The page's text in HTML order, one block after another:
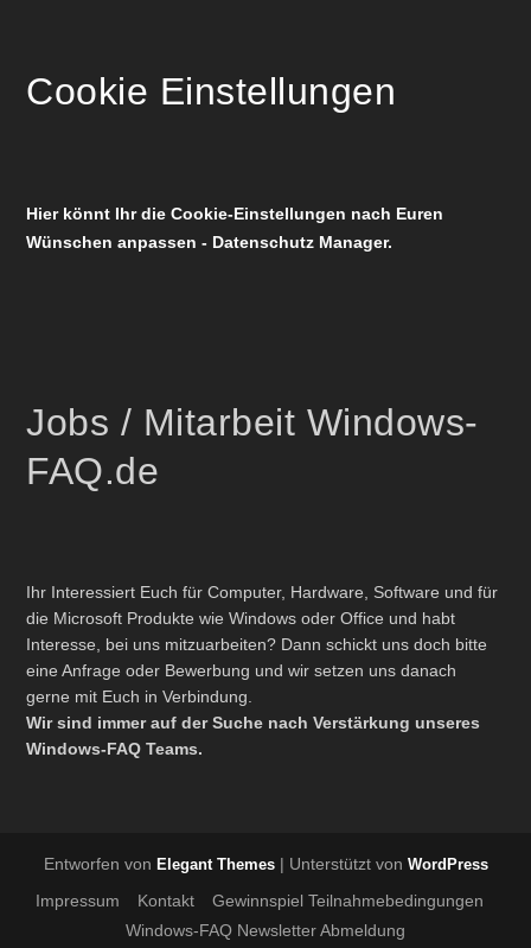
Cookie Einstellungen
Hier könnt Ihr die Cookie-Einstellungen nach Euren
Wünschen anpassen - Datenschutz Manager.
Jobs / Mitarbeit Windows-
FAQ.de
Ihr Interessiert Euch für Computer, Hardware, Software und für
die Microsoft Produkte wie Windows oder Office und habt
Interesse, bei uns mitzuarbeiten? Dann schickt uns doch bitte
eine Anfrage oder Bewerbung und wir setzen uns danach
gerne mit Euch in Verbindung.
Wir sind immer auf der Suche nach Verstärkung unseres
Windows-FAQ Teams.
Entworfen von Elegant Themes| Unterstützt von WordPress
Impressum Kontakt
Gewinnspiel Teilnahmebedingungen
Windows-FAQ Newsletter Abmeldung